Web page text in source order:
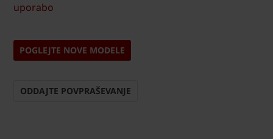
uporabo
POGLEJTE NOVE MODELE
ODDAJTE POVPRAŠEVANJE